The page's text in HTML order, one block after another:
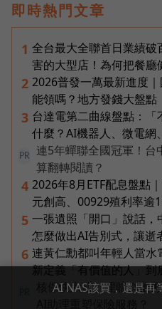
即時熱門文章
1 全台最大全聯首日業績
害的大型店！為何把餐廳
2 2026普發一萬最新進度
能領嗎？地方發錢大盤點
3 台達電第二曲線盤點：「
什麼？AI機器人、微電網
PR
連5年蟬聯全國冠軍！台
算翻轉閱讀？
4 2026年8月ETF配息盤點
元創高、00929殖利率逾
5 一張遺照「開口」說話
怎麼做出AI告別式，讓逝
6 連黃仁勳都叫年輕人當
新定義「有價值的人」到
核保快六成、理賠判讀
AI NAS該買，還是再